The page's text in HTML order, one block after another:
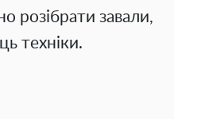
розібрати завали,
техніки.